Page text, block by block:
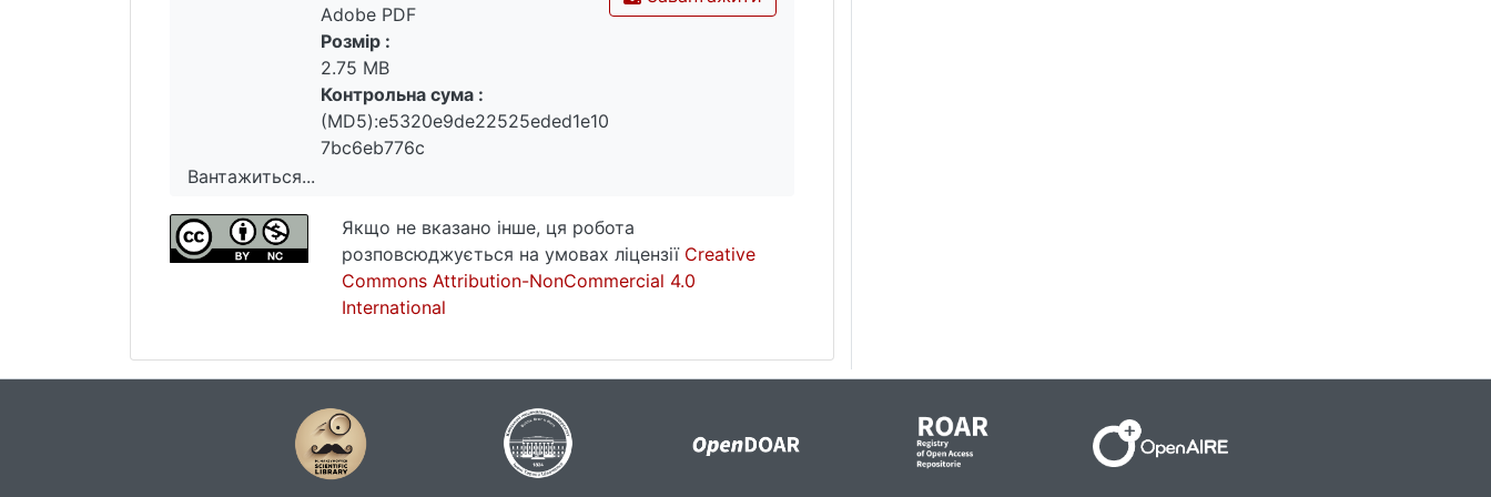
Вантажиться...
Вантажиться...
Adobe PDF
Розмір :
2.75 MB
Контрольна сума :
(MD5):e5320e9de22525eded1e10
7bc6eb776c
Якщо не вказано інше, ця робота
розповсюджується на умовах ліцензії Creative
Commons Attribution-NonCommercial 4.0
International